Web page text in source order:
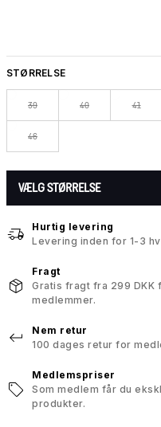
STØRRELSE
39 40 41
46
VÆLG STØRRELSE
Hurtig levering
Levering inden for 1-3
Fragt
Gratis fragt fra 299 DKK
medlemmer.
Nem retur
100 dages retur for
Medlemspriser
Som medlem får du
produkter.